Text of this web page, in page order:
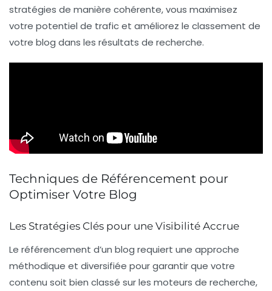
stratégies de manière cohérente, vous maximisez
votre potentiel de trafic et améliorez le classement de
votre blog dans les résultats de recherche.
Techniques de Référencement pour
Optimiser Votre Blog
Les Stratégies Clés pour une Visibilité Accrue
Le référencement d’un blog requiert une approche
méthodique et diversifiée pour garantir que votre
contenu soit bien classé sur les moteurs de recherche,